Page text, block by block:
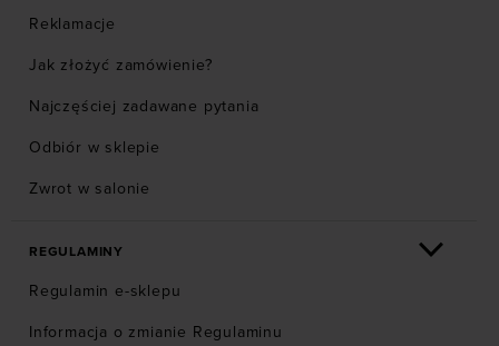
Reklamacje
Jak złożyć zamówienie?
Najczęściej zadawane pytania
Odbiór w sklepie
Zwrot w salonie
REGULAMINY
Regulamin e-sklepu
Informacja o zmianie Regulaminu